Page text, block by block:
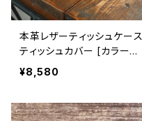
本革レザーティッシュケース
ティッシュカバー [カラー選
択可] [受注生産]
¥8,580